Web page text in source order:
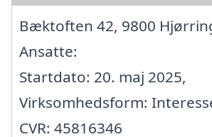
Bæktoften 42, 9800
Ansatte:
Startdato: 20. maj 2025,
Virksomhedsform:
CVR: 45816346